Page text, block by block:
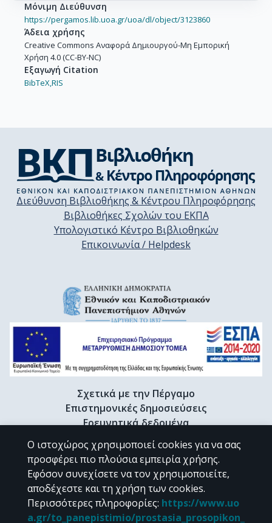
Μόνιμη Διεύθυνση
https://pergamos.lib.uoa.gr/uoa/dl/object/3123860
Άδεια χρήσης
Creative Commons Αναφορά Δημιουργού-Μη Εμπορική
Χρήση 4.0 (CC-BY-NC)
Εξαγωγή Citation
BibTeX,RIS
Διεύθυνση Βιβλιοθήκης & Κέντρου Πληροφόρησης
Βιβλιοθήκες Σχολών του ΕΚΠΑ
Υπολογιστικό Κέντρο Βιβλιοθηκών
Επικοινωνία / Helpdesk
Σχετικά με την Πέργαμο
Επιστημονικές δημοσιεύσεις
Ερευνητικά δεδομένα
Διδακτορικές διατριβές & Γκρίζα βιβλιογραφία
Προφίλ Ερευνητή
CC BY-NC 4.0
Ο ιστοχώρος χρησιμοποιεί cookies για να σας
προσφέρει πιο πλούσια εμπειρία χρήσης.
Εφόσον συνεχίσετε να τον χρησιμοποιείτε,
αποδέχεστε και τη χρήση των cookies.
Περισσότερες πληροφορίες: https://www.uo
a.gr/to_panepistimio/prostasia_prosopikon_